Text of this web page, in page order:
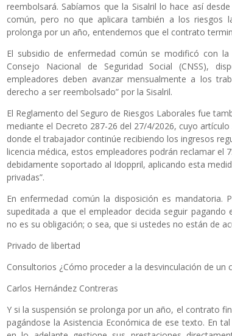
reembolsará. Sabíamos que la Sisalril lo hace así
común, pero no que aplicara también a los riesgos
prolonga por un año, entendemos que el contrato
El subsidio de enfermedad común se modificó con
Consejo Nacional de Seguridad Social (CNSS),
empleadores deben avanzar mensualmente a los
derecho a ser reembolsado” por la Sisalril.
El Reglamento del Seguro de Riesgos Laborales fue
mediante el Decreto 287-26 del 27/4/2026, cuyo
donde el trabajador continúe recibiendo los ingresos
licencia médica, estos empleadores podrán reclamar el
debidamente soportado al Idoppril, aplicando esta
privadas”.
En enfermedad común la disposición es mandatoria.
supeditada a que el empleador decida seguir pagando
no es su obligación; o sea, que si ustedes no están de
Privado de libertad
Consultorios ¿Cómo proceder a la desvinculación de un
Carlos Hernández Contreras
Y si la suspensión se prolonga por un año, el contrato
pagándose la Asistencia Económica de ese texto. En